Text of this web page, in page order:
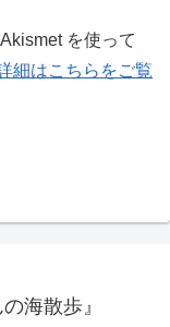
を使って
細はこちらをご覧
海散歩』